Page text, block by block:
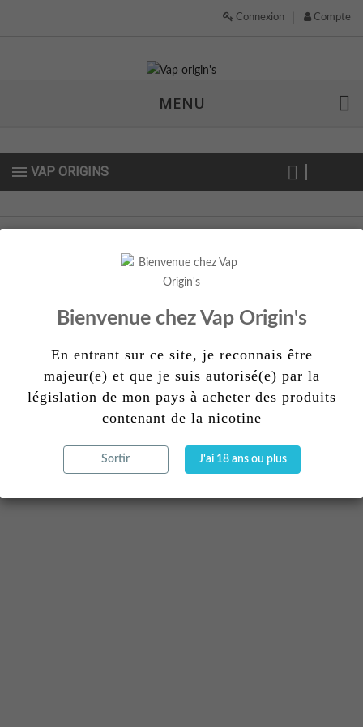
Compte
Connexion
MENU
VAP ORIGINS
CONTACTEZ-NOUS
Bienvenue chez Vap Origin's
En entrant sur ce site, je reconnais être
majeur(e) et que je suis autorisé(e) par la
législation de mon pays à acheter des produits
contenant de la nicotine
Sortir J'ai 18 ans ou plus